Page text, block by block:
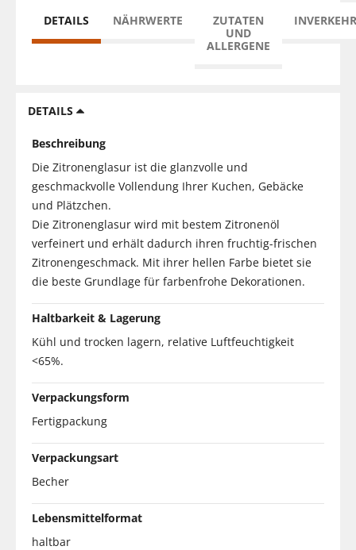
DETAILS NÄHRWERTE
ZUTATEN
UND
ALLERGENE
DETAILS
Beschreibung
Die Zitronenglasur ist die glanzvolle und
geschmackvolle Vollendung Ihrer Kuchen, Gebäcke
und Plätzchen.
Die Zitronenglasur wird mit bestem Zitronenöl
verfeinert und erhält dadurch ihren fruchtig-frischen
Zitronengeschmack. Mit ihrer hellen Farbe bietet sie
die beste Grundlage für farbenfrohe Dekorationen.
Haltbarkeit & Lagerung
Kühl und trocken lagern, relative Luftfeuchtigkeit
<65%.
Verpackungsform
Fertigpackung
Verpackungsart
Becher
Lebensmittelformat
haltbar